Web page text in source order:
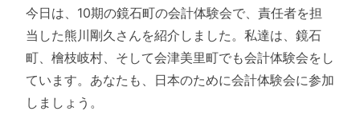
今日は、10期の鏡石町の会計体験会で、責任者を担
当した熊川剛久さんを紹介しました。私達は、鏡石
町、檜枝岐村、そして会津美里町でも会計体験会をし
ています。あなたも、日本のために会計体験会に参加
しましょう。